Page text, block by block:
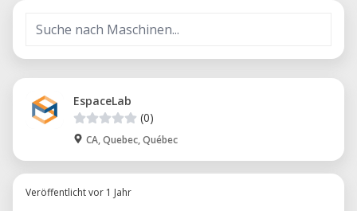
EspaceLab
(0)
CA, Quebec, Québec
Veröffentlicht vor 1 Jahr